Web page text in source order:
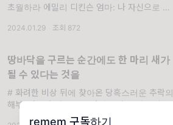
remem 구독하기
초월하라 에밀리 디킨슨 엄마: 나 자신으로 살
좋은 의사 찾아서 싸워 이겨야지. 엄마:
2024.01.29 조회 872
땅바닥을 구르는 순간에도 한 마리 새가
될 수 있다는 것을
# 화려한 비상 뒤에 찾아온 당혹스러운 추락의
해부. 바닥에 떨어지고 나서야 알게 된다. 하늘
높이 솟아오르는 동작만 춤이 아니라는 걸, 땅